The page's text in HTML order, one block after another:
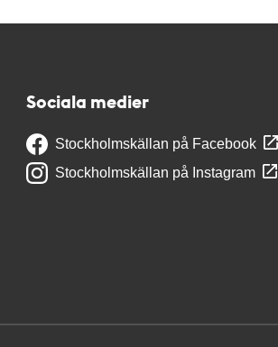
Sociala medier
Stockholmskällan på Facebook
Stockholmskällan på Instagram